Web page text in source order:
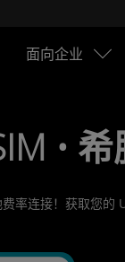
面向企业
•
率连接！获取您的